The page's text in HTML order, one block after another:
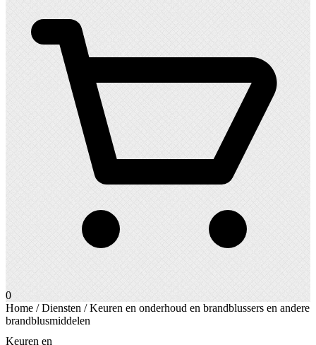
0
Home /Diensten / Keuren en onderhoud en brandblussers en andere
brandblusmiddelen
Keuren en